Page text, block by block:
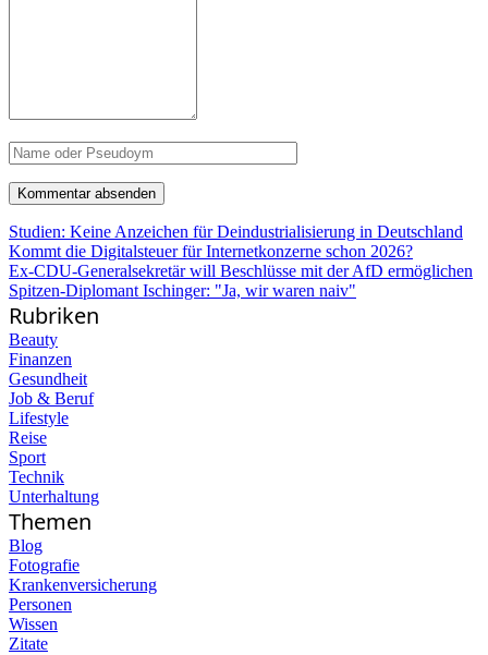
Studien: Keine Anzeichen für Deindustrialisierung in Deutschland
Kommt die Digitalsteuer für Internetkonzerne schon 2026?
Ex-CDU-Generalsekretär will Beschlüsse mit der AfD ermöglichen
Spitzen-Diplomant Ischinger: "Ja, wir waren naiv"
Rubriken
Beauty
Finanzen
Gesundheit
Job & Beruf
Lifestyle
Reise
Sport
Technik
Unterhaltung
Themen
Blog
Fotografie
Krankenversicherung
Personen
Wissen
Zitate